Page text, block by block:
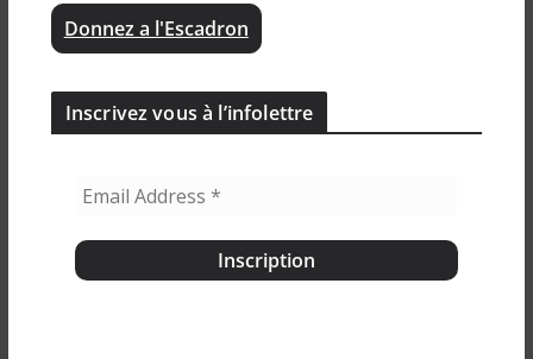
Donnez a l'Escadron
Inscrivez vous à l’infolettre